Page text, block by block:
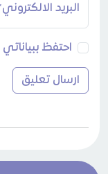
البريد
احتفظ